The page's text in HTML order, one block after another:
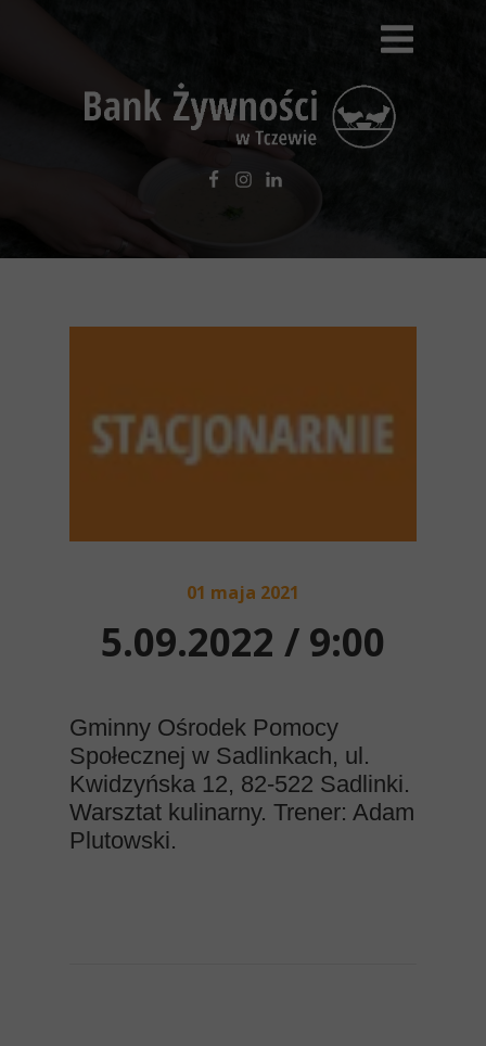
01 maja 2021
Gminny Ośrodek Pomocy
Społecznej w Sadlinkach, ul.
Kwidzyńska 12, 82-522 Sadlinki.
Warsztat kulinarny. Trener: Adam
Plutowski.
5.09.2022 / 9:00